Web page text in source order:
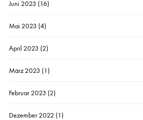
Juni 2023 (16)
Mai 2023 (4)
April 2023 (2)
März 2023 (1)
Februar 2023 (2)
Dezember 2022 (1)